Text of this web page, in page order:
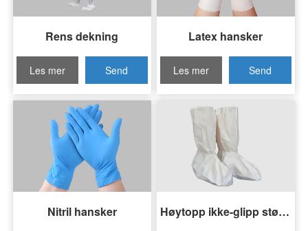
Rens dekning
Les mer
Send
spørsmål
Latex hansker
Les mer
Send
spørsmål
Nitril hansker Høytopp ikke-glipp støvdekker